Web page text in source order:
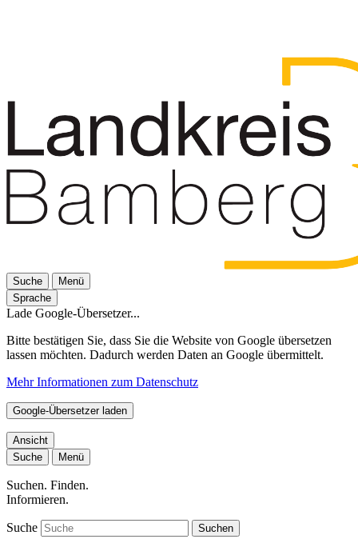
Suche
Menü
Sprache
Lade Google-Übersetzer...
Bitte bestätigen Sie, dass Sie die Website von Google übersetzen
lassen möchten. Dadurch werden Daten an Google übermittelt.
Mehr Informationen zum Datenschutz
Google-Übersetzer laden
Ansicht
Suche
Menü
Suchen. Finden.
Informieren.
Suche Suchen